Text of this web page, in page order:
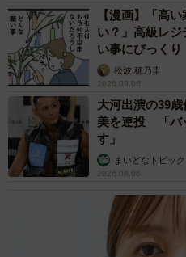
【漫画】「高
い？」高級レ
い事にびっく
松波 穂乃圭
2026.08.06
大河出演の39
美を連投 「バ
す」
まいどなトピック
2026.08.06